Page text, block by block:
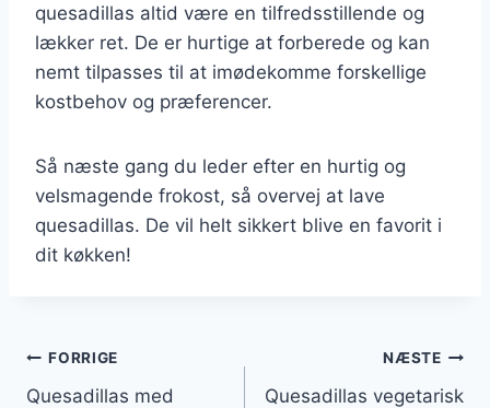
quesadillas altid være en tilfredsstillende og
lækker ret. De er hurtige at forberede og kan
nemt tilpasses til at imødekomme forskellige
kostbehov og præferencer.
Så næste gang du leder efter en hurtig og
velsmagende frokost, så overvej at lave
quesadillas. De vil helt sikkert blive en favorit i
dit køkken!
Indlægsnavigation
FORRIGE
Quesadillas med
NÆSTE
Quesadillas vegetarisk